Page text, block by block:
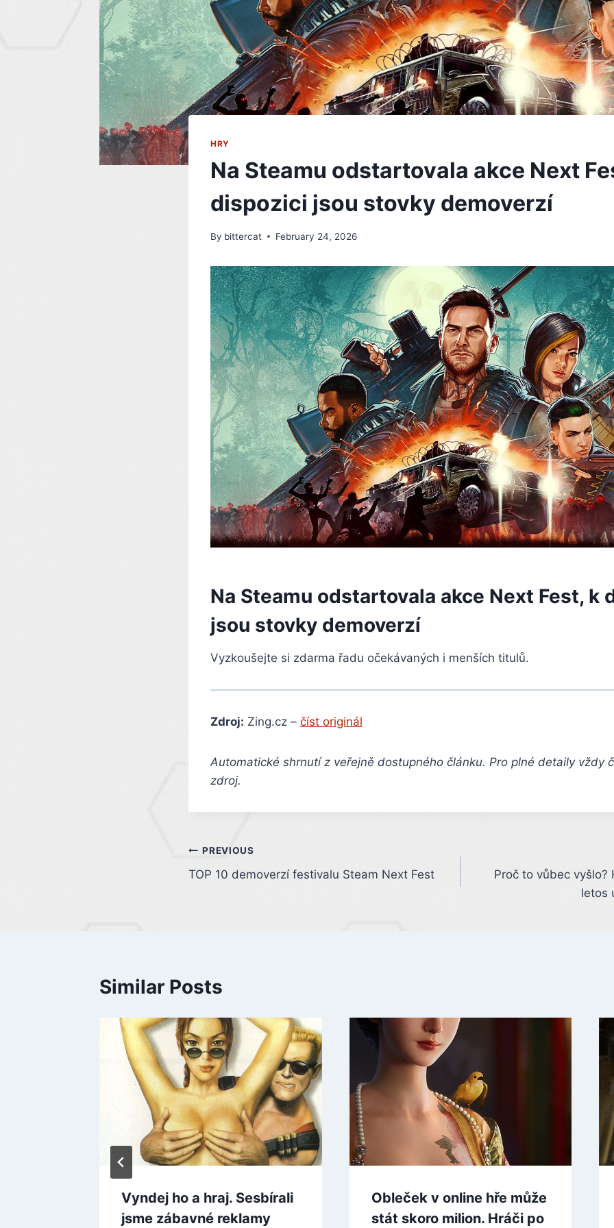
HRY
Na Steamu odstartovala akce Next
dispozici jsou stovky demoverzí
By bittercat February 24, 2026
Na Steamu odstartovala akce Next Fest, k
jsou stovky demoverzí
Vyzkoušejte si zdarma řadu očekávaných i menších titulů.
Zdroj: Zing.cz – číst originál
Automatické shrnutí z veřejně dostupného článku. Pro plné detaily vždy
zdroj.
Post
navigation
PREVIOUS
TOP 10 demoverzí festivalu Steam Next Fest
Proč to vůbec vyšlo?
letos
Similar Posts
Vyndej ho a hraj. Sesbírali
jsme zábavné reklamy
Obleček v online hře může
stát skoro milion. Hráči po